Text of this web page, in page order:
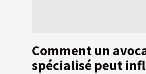
Comment un
spécialisé peut